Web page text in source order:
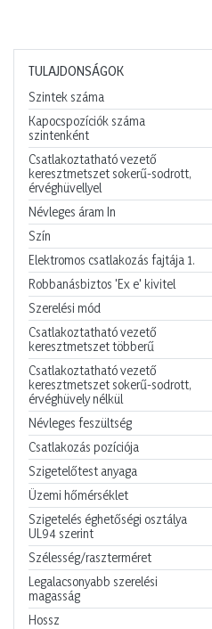
TULAJDONSÁGOK
Szintek száma
Kapocspozíciók száma
szintenként
Csatlakoztatható vezető
keresztmetszet sokerű-sodrott,
érvéghüvellyel
Névleges áram In
Szín
Elektromos csatlakozás fajtája 1.
Robbanásbiztos 'Ex e' kivitel
Szerelési mód
Csatlakoztatható vezető
keresztmetszet többerű
Csatlakoztatható vezető
keresztmetszet sokerű-sodrott,
érvéghüvely nélkül
Névleges feszültség
Csatlakozás pozíciója
Szigetelőtest anyaga
Üzemi hőmérséklet
Szigetelés éghetőségi osztálya
UL94 szerint
Szélesség/raszterméret
Legalacsonyabb szerelési
magasság
Hossz